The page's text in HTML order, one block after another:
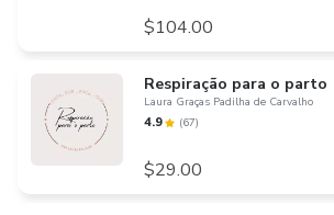
$104.00
Respiração para o parto
Laura Graças Padilha de Carvalho
4.9 (67)
$29.00